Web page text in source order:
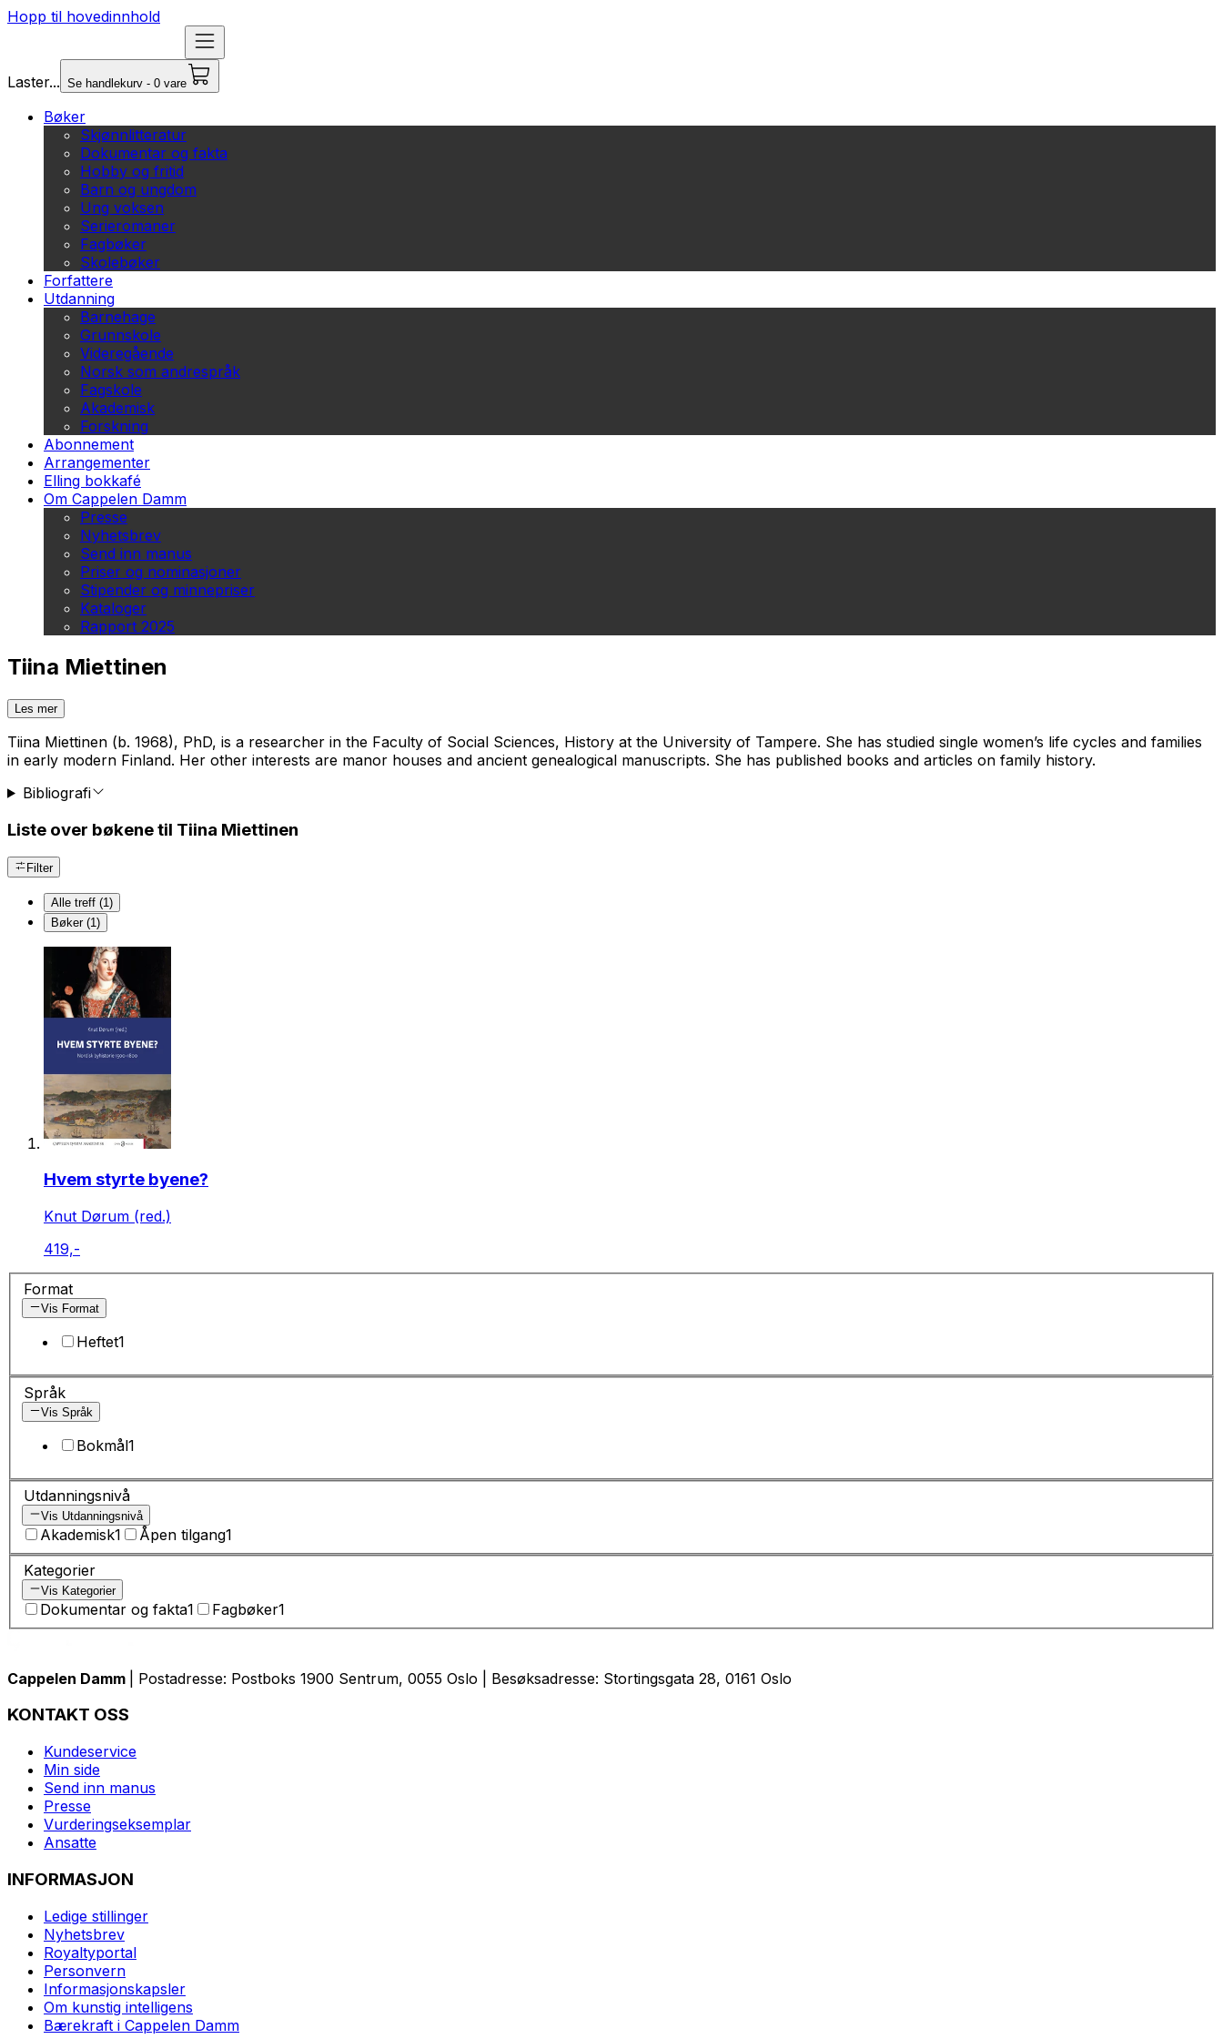
Hopp til hovedinnhold
Laster... Se handlekurv - 0 vare
Bøker
Skjønnlitteratur
Dokumentar og fakta
Hobby og fritid
Barn og ungdom
Ung voksen
Serieromaner
Fagbøker
Skolebøker
Forfattere
Utdanning
Barnehage
Grunnskole
Videregående
Norsk som andrespråk
Fagskole
Akademisk
Forskning
Abonnement
Arrangementer
Elling bokkafé
Om Cappelen Damm
Presse
Nyhetsbrev
Send inn manus
Priser og nominasjoner
Stipender og minnepriser
Kataloger
Rapport 2025
Tiina Miettinen
Les mer
Tiina Miettinen (b. 1968), PhD, is a researcher in the Faculty of Social Sciences, History at the University of Tampere. She has studied single women’s life cycles and families
in early modern Finland. Her other interests are manor houses and ancient genealogical manuscripts. She has published books and articles on family history.
Bibliografi
Liste over bøkene til Tiina Miettinen
Filter
Alle treff (1)
Bøker (1)
Hvem styrte byene?
Knut Dørum (red.)
419,-
Format
Vis Format
Heftet1
Språk
Vis Språk
Bokmål1
Utdanningsnivå
Vis Utdanningsnivå
Akademisk1 Åpen tilgang1
Kategorier
Vis Kategorier
Dokumentar og fakta1 Fagbøker1
Cappelen Damm | Postadresse: Postboks 1900 Sentrum, 0055 Oslo | Besøksadresse: Stortingsgata 28, 0161 Oslo
KONTAKT OSS
Kundeservice
Min side
Send inn manus
Presse
Vurderingseksemplar
Ansatte
INFORMASJON
Ledige stillinger
Nyhetsbrev
Royaltyportal
Personvern
Informasjonskapsler
Om kunstig intelligens
Bærekraft i Cappelen Damm